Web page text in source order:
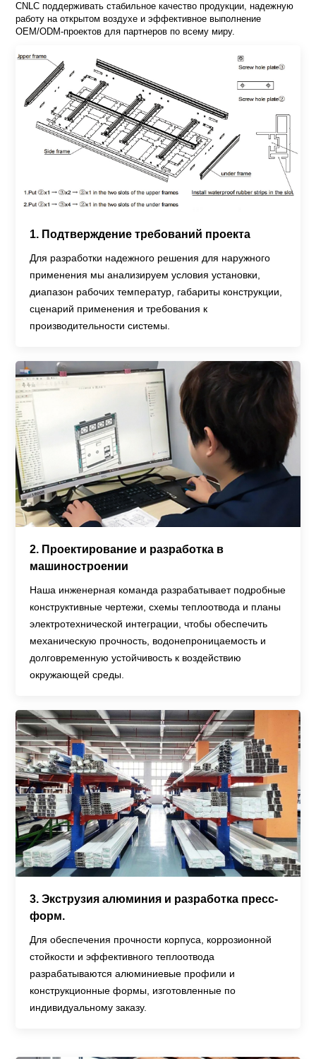
CNLC поддерживать стабильное качество продукции, надежную
работу на открытом воздухе и эффективное выполнение
OEM/ODM-проектов для партнеров по всему миру.
1. Подтверждение требований проекта
Для разработки надежного решения для наружного
применения мы анализируем условия установки,
диапазон рабочих температур, габариты конструкции,
сценарий применения и требования к
производительности системы.
2. Проектирование и разработка в
машиностроении
Наша инженерная команда разрабатывает подробные
конструктивные чертежи, схемы теплоотвода и планы
электротехнической интеграции, чтобы обеспечить
механическую прочность, водонепроницаемость и
долговременную устойчивость к воздействию
окружающей среды.
3. Экструзия алюминия и разработка пресс-
форм.
Для обеспечения прочности корпуса, коррозионной
стойкости и эффективного теплоотвода
разрабатываются алюминиевые профили и
конструкционные формы, изготовленные по
индивидуальному заказу.